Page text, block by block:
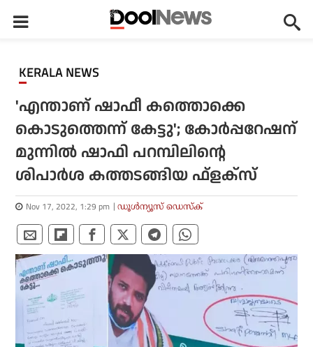
KERALA NEWS
'എന്താണ് ഷാഫീ കത്തൊക്കെ
കൊടുത്തെന്ന് കേട്ടു'; കോര്‍പ്പറേഷന്
മുന്നില്‍ ഷാഫി പറമ്പിലിന്റെ
ശിപാര്‍ശ കത്തടങ്ങിയ ഫ്‌ളക്‌സ്
Nov 17, 2022, 1:29 pm ഡൂള്‍ന്യൂസ് ഡെസ്‌ക്